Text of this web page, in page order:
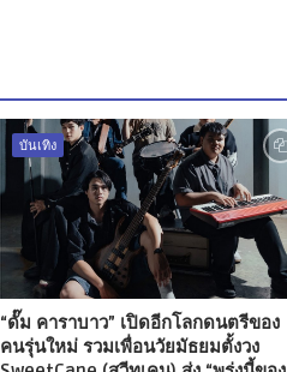
บันเทิง
“ดั๊ม คาราบาว” เปิดอีกโลกดนตรีของ
คนรุ่นใหม่ รวมเพื่อนวัยมัธยมตั้งวง